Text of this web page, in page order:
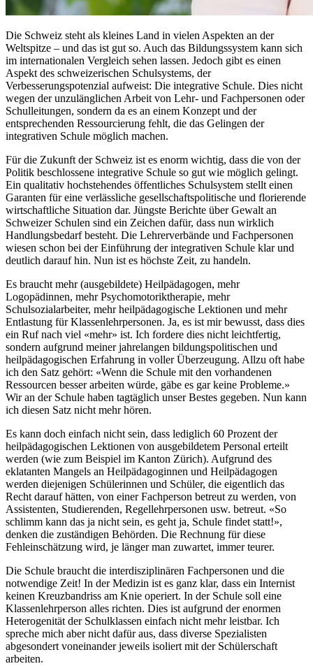
Die Schweiz steht als kleines Land in vielen Aspekten an der
Weltspitze – und das ist gut so. Auch das Bildungssystem kann sich
im internationalen Vergleich sehen lassen. Jedoch gibt es einen
Aspekt des schweizerischen Schulsystems, der
Verbesserungspotenzial aufweist: Die integrative Schule. Dies nicht
wegen der unzulänglichen Arbeit von Lehr- und Fachpersonen oder
Schulleitungen, sondern da es an einem Konzept und der
entsprechenden Ressourcierung fehlt, die das Gelingen der
integrativen Schule möglich machen.
Für die Zukunft der Schweiz ist es enorm wichtig, dass die von der
Politik beschlossene integrative Schule so gut wie möglich gelingt.
Ein qualitativ hochstehendes öffentliches Schulsystem stellt einen
Garanten für eine verlässliche gesellschaftspolitische und florierende
wirtschaftliche Situation dar. Jüngste Berichte über Gewalt an
Schweizer Schulen sind ein Zeichen dafür, dass nun wirklich
Handlungsbedarf besteht. Die Lehrerverbände und Fachpersonen
wiesen schon bei der Einführung der integrativen Schule klar und
deutlich darauf hin. Nun ist es höchste Zeit, zu handeln.
Es braucht mehr (ausgebildete) Heilpädagogen, mehr
Logopädinnen, mehr Psychomotoriktherapie, mehr
Schulsozialarbeiter, mehr heilpädagogische Lektionen und mehr
Entlastung für Klassenlehrpersonen. Ja, es ist mir bewusst, dass dies
ein Ruf nach viel «mehr» ist. Ich fordere dies nicht leichtfertig,
sondern aufgrund meiner jahrelangen bildungspolitischen und
heilpädagogischen Erfahrung in voller Überzeugung. Allzu oft habe
ich den Satz gehört: «Wenn die Schule mit den vorhandenen
Ressourcen besser arbeiten würde, gäbe es gar keine Probleme.»
Wir an der Schule haben tagtäglich unser Bestes gegeben. Nun kann
ich diesen Satz nicht mehr hören.
Es kann doch einfach nicht sein, dass lediglich 60 Prozent der
heilpädagogischen Lektionen von ausgebildetem Personal erteilt
werden (wie zum Beispiel im Kanton Zürich). Aufgrund des
eklatanten Mangels an Heilpädagoginnen und Heilpädagogen
werden diejenigen Schülerinnen und Schüler, die eigentlich das
Recht darauf hätten, von einer Fachperson betreut zu werden, von
Assistenten, Studierenden, Regellehrpersonen usw. betreut. «So
schlimm kann das ja nicht sein, es geht ja, Schule findet statt!»,
denken die zuständigen Behörden. Die Rechnung für diese
Fehleinschätzung wird, je länger man zuwartet, immer teurer.
Die Schule braucht die interdisziplinären Fachpersonen und die
notwendige Zeit! In der Medizin ist es ganz klar, dass ein Internist
keinen Kreuzbandriss am Knie operiert. In der Schule soll eine
Klassenlehrperson alles richten. Dies ist aufgrund der enormen
Heterogenität der Schulklassen einfach nicht mehr leistbar. Ich
spreche mich aber nicht dafür aus, dass diverse Spezialisten
abgesondert voneinander jeweils isoliert mit der Schülerschaft
arbeiten.